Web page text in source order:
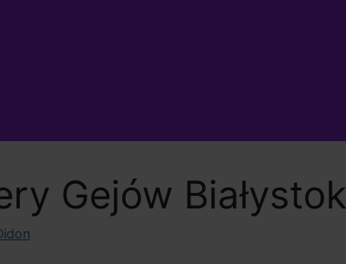
Gejów Białystok